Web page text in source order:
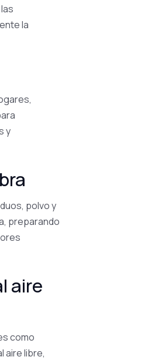
la
y
polvo y
preparando
aire
como
aire libre,